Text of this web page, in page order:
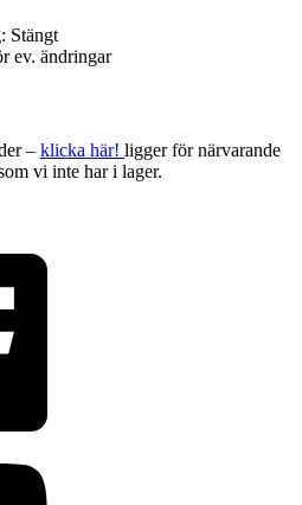
Stängt
ev. ändringar
– klicka här! ligger för närvarande
vi inte har i lager.